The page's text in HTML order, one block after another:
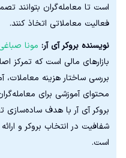
است تا معامله‌گران بتوانند
فعالیت معاملاتی اتخاذ کنند.
نویسنده بروکر آی آر: مونا
بازارهای مالی است که تمرکز
بررسی ساختار هزینه
محتوای آموزشی برای
بروکر آی آر با هدف ساده‌سازی
شفافیت در انتخاب بروکر و
است.